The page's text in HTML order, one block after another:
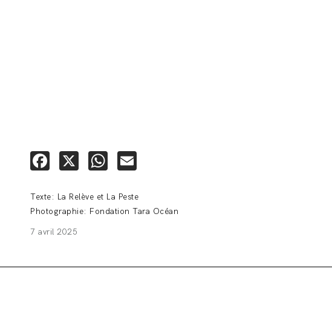
Facebook
X WhatsApp
Texte: La Relève et La Peste
Photographie: Fondation Tara Océan
7 avril 2025